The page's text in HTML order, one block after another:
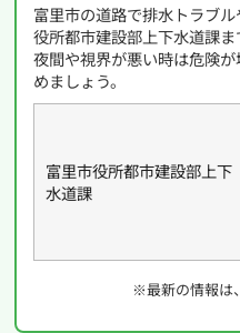
富里市の道路で排水トラブ
役所都市建設部上下水道課
夜間や視界が悪い時は危険
めましょう。
富里市役所都市建設部上下
水道課
※最新の情報は